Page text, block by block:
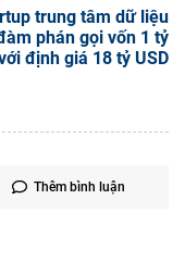
trung tâm dữ liệu
phán gọi vốn 1 tỷ
định giá 18 tỷ USD
Thêm bình luận